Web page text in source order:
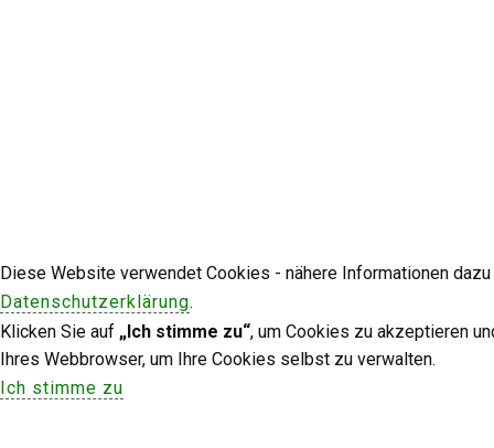
Diese Website verwendet Cookies - nähere Informationen
Datenschutzerklärung.
Klicken Sie auf „Ich stimme zu“, um Cookies zu akzeptieren
Ihres Webbrowser, um Ihre Cookies selbst zu verwalten.
Ich stimme zu